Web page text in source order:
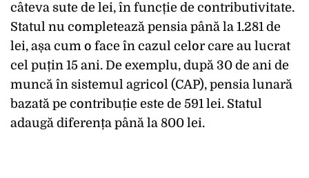
câteva sute de lei, în funcție de contributivitate.
Statul nu completează pensia până la 1.281 de
lei, așa cum o face în cazul celor care au lucrat
cel puțin 15 ani. De exemplu, după 30 de ani de
muncă în sistemul agricol (CAP), pensia lunară
bazată pe contribuție este de 591 lei. Statul
adaugă diferența până la 800 lei.